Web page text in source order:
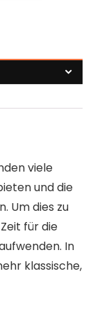
viele
und die
Um dies zu
für die
In
klassische,